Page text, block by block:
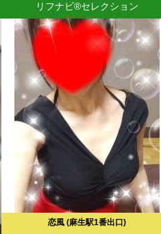
リフナビ®セレクション
恋風 (麻生駅1番出口)